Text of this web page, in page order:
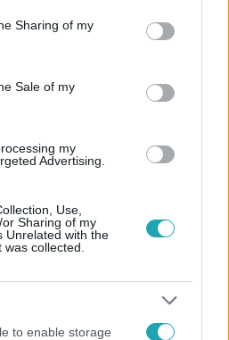
behaviour. You may click to
and its third-party tags to
purposes in below Google
Sharing of my
Sale of my
my
Advertising.
Use,
Sharing of my
Unrelated with the
collected.
to enable storage